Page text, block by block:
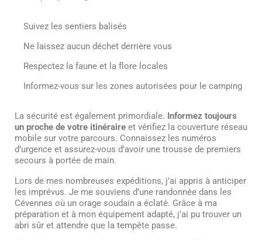
Suivez les sentiers balisés
Ne laissez aucun déchet derrière vous
Respectez la faune et la flore locales
Informez-vous sur les zones autorisées pour le camping
La sécurité est également primordiale. Informez toujours
un proche de votre itinéraire et vérifiez la couverture réseau
mobile sur votre parcours. Connaissez les numéros
d’urgence et assurez-vous d’avoir une trousse de premiers
secours à portée de main.
Lors de mes nombreuses expéditions, j’ai appris à anticiper
les imprévus. Je me souviens d’une randonnée dans les
Cévennes où un orage soudain a éclaté. Grâce à ma
préparation et à mon équipement adapté, j’ai pu trouver un
abri sûr et attendre que la tempête passe.